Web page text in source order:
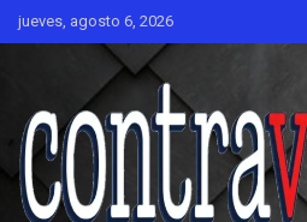
Skip
jueves, agosto 6, 2026